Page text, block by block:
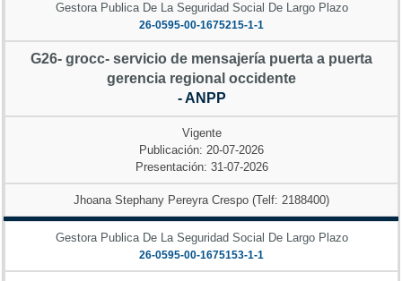
Gestora Publica De La Seguridad Social De Largo Plazo
26-0595-00-1675215-1-1
G26- grocc- servicio de mensajería puerta a puerta
gerencia regional occidente
- ANPP
Vigente
Publicación: 20-07-2026
Presentación: 31-07-2026
Jhoana Stephany Pereyra Crespo (Telf: 2188400)
Gestora Publica De La Seguridad Social De Largo Plazo
26-0595-00-1675153-1-1